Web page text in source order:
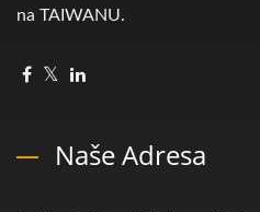
na TAIWANU.
Naše Adresa